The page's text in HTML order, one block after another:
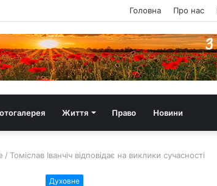
Головна Про нас
Життя Право Новини
/ Томіслав Іванчіч відповідає на виклики сучасності
Духовне